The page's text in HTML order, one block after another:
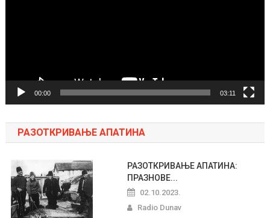
00:00 03:11
РАЗОТКРИВАЊЕ АПАТИНА
РАЗОТКРИВАЊЕ АПАТИНА:
ПРАЗНОВЕ...
02.10.2023.
Radio Dunav